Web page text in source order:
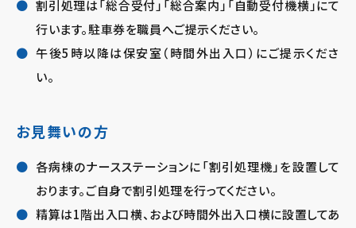
割引処理は「総合受付」「総合案内」「自動受付機横」にて
行います。駐車券を職員へご提示ください。
午後5時以降は保安室（時間外出入口）にご提示くださ
い。
お見舞いの方
各病棟のナースステーションに「割引処理機」を設置して
おります。ご自身で割引処理を行ってください。
精算は1階出入口横、および時間外出入口横に設置してあ